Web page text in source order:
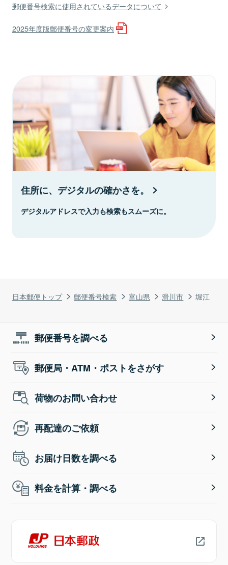
日本郵便トップ 郵便番号検索 富山県 滑川市 堀江
郵便番号検索に使用されているデータについて
2025年度版郵便番号の変更案内
住所に、デジタルの確かさを。
デジタルアドレスで入力も検索もスムーズに。
郵便番号を調べる
郵便局・ATM・ポストをさがす
荷物のお問い合わせ
再配達のご依頼
お届け日数を調べる
料金を計算・調べる